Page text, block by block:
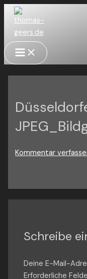
Zum
Inhalt
springen
Main
Menu
Kommentar
Schreibe
Deine E-Mail-
Erforderliche